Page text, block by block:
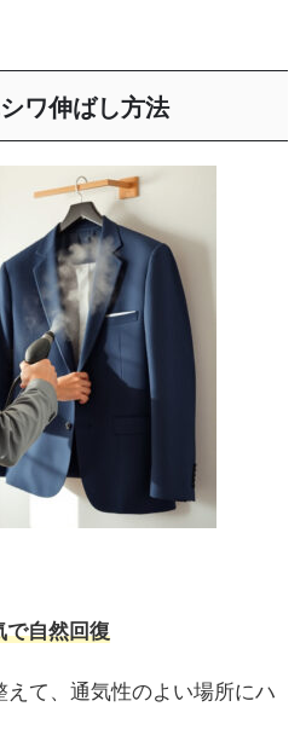
ワ伸ばし方法
自然回復
て、通気性のよい場所にハ